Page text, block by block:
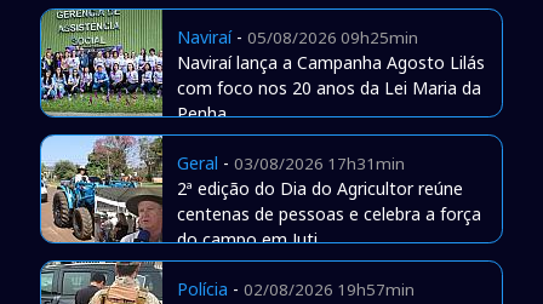
Naviraí- 05/08/2026 09h25min
Naviraí lança a Campanha Agosto Lilás
com foco nos 20 anos da Lei Maria da
Penha
Geral - 03/08/2026 17h31min
2ª edição do Dia do Agricultor reúne
centenas de pessoas e celebra a força
do campo em Juti
Polícia - 02/08/2026 19h57min